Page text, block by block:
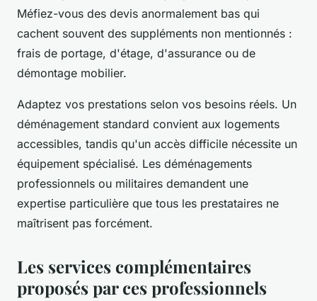
Méfiez-vous des devis anormalement bas qui
cachent souvent des suppléments non mentionnés :
frais de portage, d'étage, d'assurance ou de
démontage mobilier.
Adaptez vos prestations selon vos besoins réels. Un
déménagement standard convient aux logements
accessibles, tandis qu'un accès difficile nécessite un
équipement spécialisé. Les déménagements
professionnels ou militaires demandent une
expertise particulière que tous les prestataires ne
maîtrisent pas forcément.
Les services complémentaires
proposés par ces professionnels